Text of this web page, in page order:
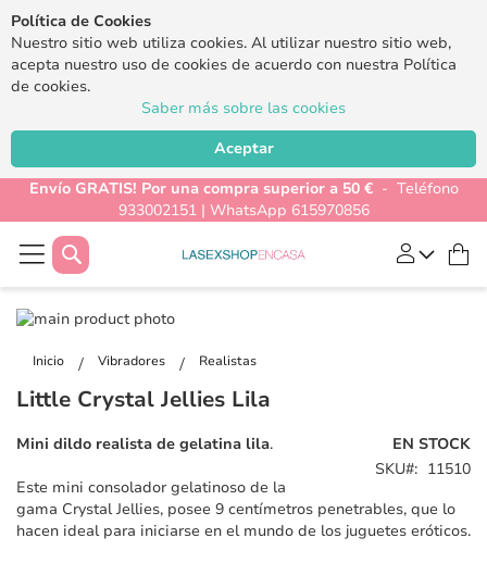
Política de Cookies
Nuestro sitio web utiliza cookies. Al utilizar nuestro sitio web,
acepta nuestro uso de cookies de acuerdo con nuestra Política
de cookies.
Saber más sobre las cookies
Aceptar
Envío GRATIS! Por una compra superior a 50 €- Teléfono
933002151 | WhatsApp 615970856
Buscar
Inicio Vibradores Realistas
Saltar
final
la
de
de
galería
imágenes
Little Crystal Jellies Lila
EN STOCK
SKU
11510
Mini dildo realista de gelatina lila.
Este mini consolador gelatinoso de la
gama Crystal Jellies, posee 9 centímetros penetrables, que lo
hacen ideal para iniciarse en el mundo de los juguetes eróticos.